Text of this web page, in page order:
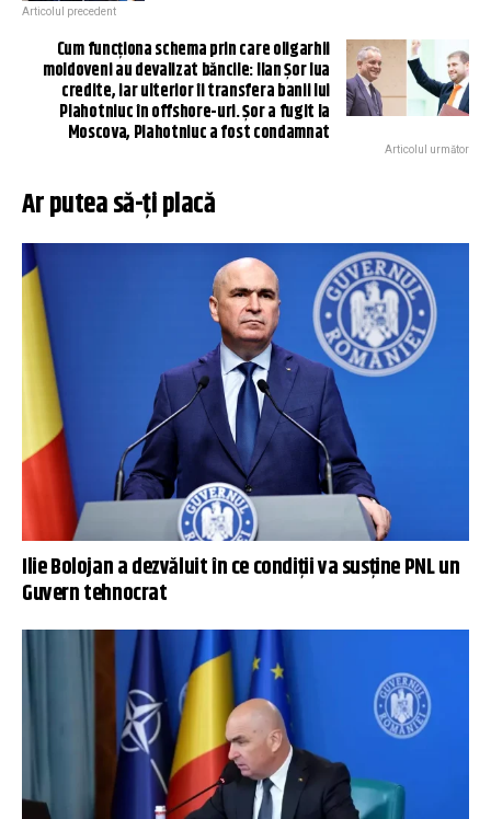
Articolul precedent
Cum funcționa schema prin care oligarhii
moldoveni au devalizat băncile: Ilan Șor lua
credite, iar ulterior îi transfera banii lui
Plahotniuc în offshore-uri. Șor a fugit la
Moscova, Plahotniuc a fost condamnat
Articolul următor
Ar putea să-ți placă
Ilie Bolojan a dezvăluit în ce condiții va susţine PNL un
Guvern tehnocrat